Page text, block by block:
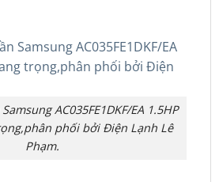
AC035FE1DKF/EA 1.5HP
phối bởi Điện Lạnh Lê
Phạm.